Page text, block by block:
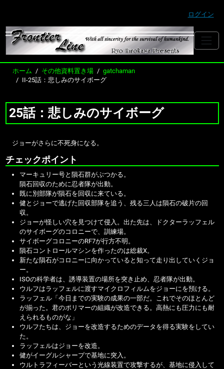
ログイン
ホーム その他資料置き場
gatchaman
II-25話：悲しみのサイボーグ
25話：悲しみのサイボーグ
ジョーがさらに不死身になる。
チェックポイント
マーキュリー号と隕石群がぶつかる。
隕石回収のために忍者隊が出動。
既に別部隊が隕石を回収に来ている。
健とジョーで逃げた回収部隊を追う、残る三人は隕石の破片の回
収。
ジョーが怪しい穴を見つけて侵入。出た先は、ドクターラッフェル
のサイボーグのコロニーで、訓練場。
サイボーグコロニーのRF7が行方不明。
隕石コントロールマシンを作ったのは総裁X。
新たな隕石がコロニーに向かっていると知って走り出していくジョ
ー。
ISOの科学者は、誘導装置の場所を突き止め、忍者隊が出動。
ウルフはラッフェルに渡すマイクロフィルムをジョーにを預ける。
ラッフェル「今日までの実験の成果の一部だ。これでそのほとんど
が揃った。君のポリマーの組織が改造できる。高熱にも圧力にも耐
えられるものがな」
ウルフたちは、ジョーを改造するためのデータを得る実験をしてい
た。
ラッフェルはジョーを改造。
健がイーグルシャープで基地に突入。
ウルトラフィーバーという光線装置で攻撃するが、基地に侵入して